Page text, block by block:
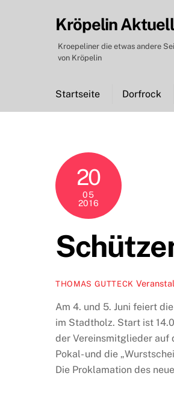
Kröpelin Aktuell
Kroepeliner die etwas andere
von Kröpelin
Startseite Dorfrock
20
05
2016
THOMAS GUTTECK
Am 4. und 5. Juni feiert
im Stadtholz. Start ist
der Vereinsmitglieder auf
Pokal- und die
Die Proklamation des